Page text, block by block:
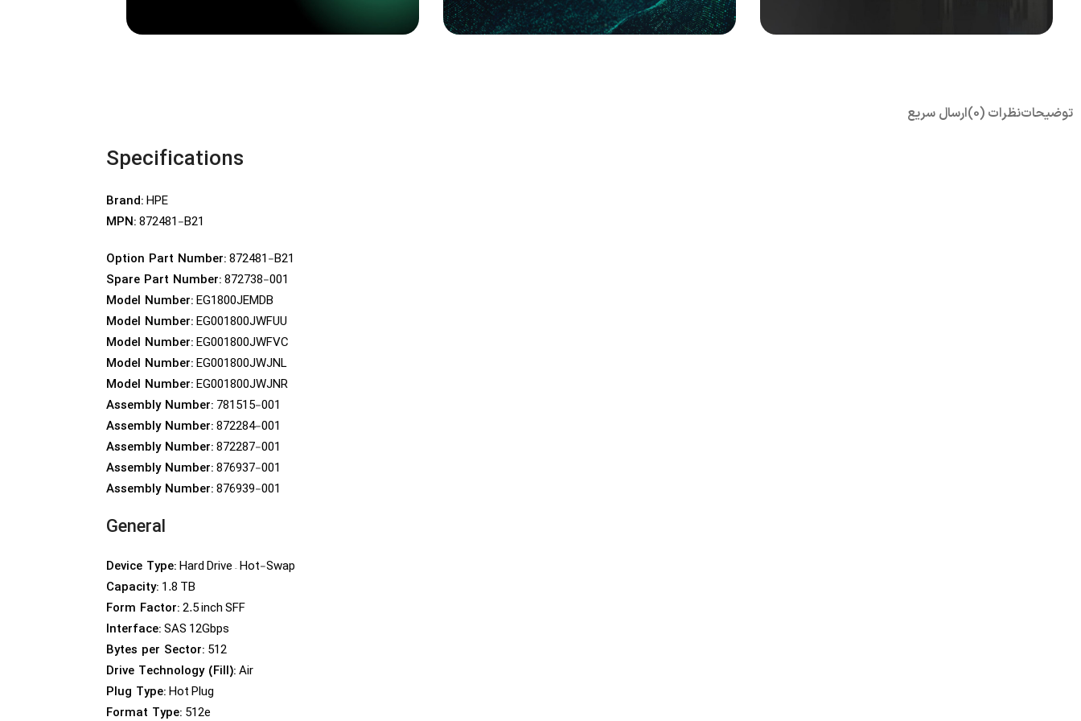
توضیحاتنظرات (0) ارسال سریع
Specifications
Brand:HPE
MPN:872481-B21
Option Part Number:872481-B21
Spare Part Number:872738-001
Model Number:EG1800JEMDB
Model Number:EG001800JWFUU
Model Number:EG001800JWFVC
Model Number:EG001800JWJNL
Model Number:EG001800JWJNR
Assembly Number: 781515-001
Assembly Number:872284-001
Assembly Number:872287-001
Assembly Number:876937-001
Assembly Number:876939-001
General
Device Type:Hard Drive – Hot-Swap
Capacity: 1.8 TB
Form Factor:2.5 inch SFF
Interface:SAS 12Gbps
Bytes per Sector: 512
Drive Technology (Fill):Air
Plug Type:Hot Plug
Format Type: 512e